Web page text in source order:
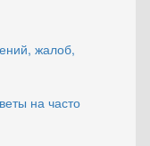
жалоб,
на часто